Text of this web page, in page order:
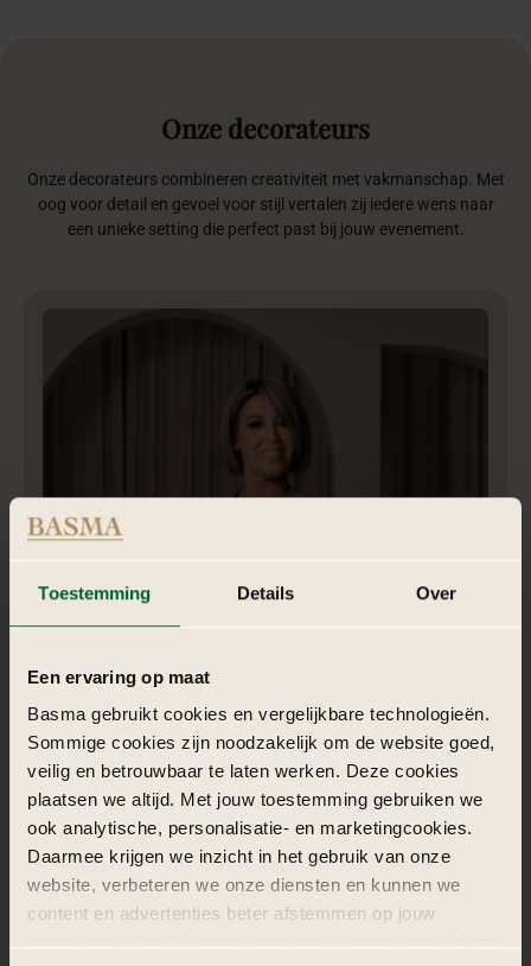
Toestemming Details Over
Een ervaring op maat
Basma gebruikt cookies en vergelijkbare technologieën.
Sommige cookies zijn noodzakelijk om de website goed,
veilig en betrouwbaar te laten werken. Deze cookies
plaatsen we altijd. Met jouw toestemming gebruiken we
ook analytische, personalisatie- en marketingcookies.
Daarmee krijgen we inzicht in het gebruik van onze
website, verbeteren we onze diensten en kunnen we
content en advertenties beter afstemmen op jouw
Onze decorateurs
Onze decorateurs combineren creativiteit met vakmanschap. Met
oog voor detail en gevoel voor stijl vertalen zij iedere wens naar
een unieke setting die perfect past bij jouw evenement.
Nadia | Styliste
Nadia is een krachtige Generation X powerwoman, gedreven,
eigenwijs en trouw aan haar motto: “doe het goede of doe
het niet”, altijd.